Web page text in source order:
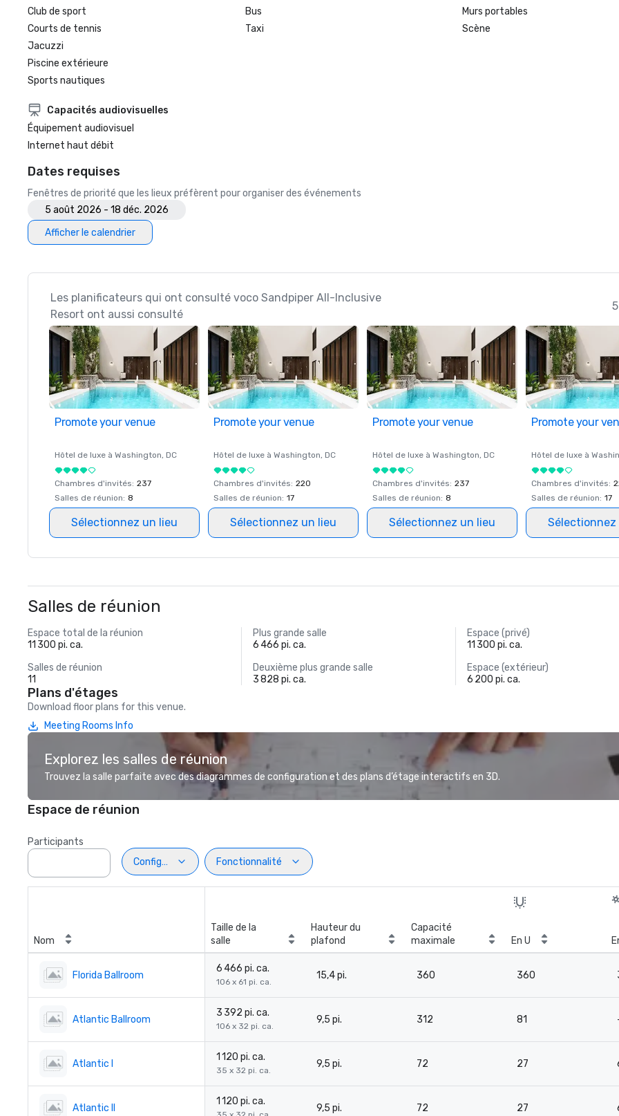
Club de sport
Courts de tennis
Jacuzzi
Piscine extérieure
Sports nautiques
Bus
Taxi
Murs portables
Scène
Capacités audiovisuelles
Équipement audiovisuel
Internet haut débit
Dates requises
Fenêtres de priorité que les lieux préfèrent pour organiser des événements
5 août 2026 - 18 déc. 2026
Afficher le calendrier
Les planificateurs qui ont consulté voco Sandpiper All-Inclusive
Resort ont aussi consulté
Promote your venue
Hôtel de luxe à Washington, DC
Chambres d'invités: 237
Salles de réunion: 8
Sélectionnez un lieu
Promote your venue
Hôtel de luxe à Washington, DC
Chambres d'invités: 220
Salles de réunion: 17
Sélectionnez un lieu
Promote your venue
Hôtel de luxe à Washington, DC
Chambres d'invités: 237
Salles de réunion: 8
Sélectionnez un lieu
Promote your
Hôtel de luxe à
Chambres d'invités:
Salles de réunion: 17
Sélectionnez
Salles de réunion
Espace total de la réunion
11 300 pi. ca.
Plus grande salle
6 466 pi. ca.
Espace (privé)
11 300 pi. ca.
Salles de réunion
11
Deuxième plus grande salle
3 828 pi. ca.
Espace (extérieur)
6 200 pi. ca.
Plans d'étages
Download floor plans for this venue.
Meeting Rooms Info
Explorez les salles de réunion
Trouvez la salle parfaite avec des diagrammes de configuration et des plans d’étage interactifs en 3D.
Espace de réunion
Participants
Configuration
Fonctionnalité
Nom
Taille de la
salle
Hauteur du
plafond
Capacité
maximale
En U
Florida Ballroom
6 466 pi. ca.
106 x 61 pi. ca.
15,4 pi. 360 360
Atlantic Ballroom
3 392 pi. ca.
106 x 32 pi. ca.
9,5 pi. 312 81
Atlantic I
1 120 pi. ca.
35 x 32 pi. ca.
9,5 pi. 72 27
Atlantic II
1 120 pi. ca.
9,5 pi. 72 27